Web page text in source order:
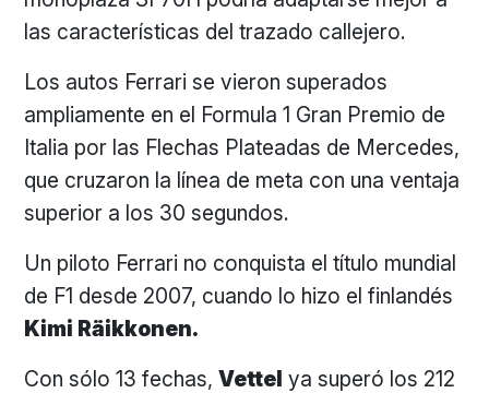
las características del trazado callejero.
Los autos Ferrari se vieron superados
ampliamente en el Formula 1 Gran Premio de
Italia por las Flechas Plateadas de Mercedes,
que cruzaron la línea de meta con una ventaja
superior a los 30 segundos.
Un piloto Ferrari no conquista el título mundial
de F1 desde 2007, cuando lo hizo el finlandés
Kimi Räikkonen.
Con sólo 13 fechas,Vettel ya superó los 212